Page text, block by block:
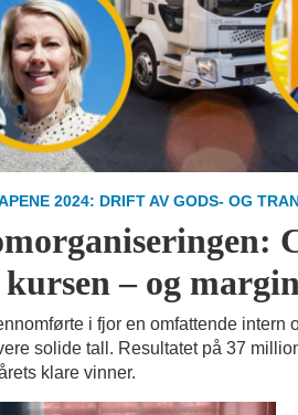
2024: DRIFT AV GODS- OG
– og
i fjor en omfattende intern
solide tall. Resultatet på 37
klare vinner.